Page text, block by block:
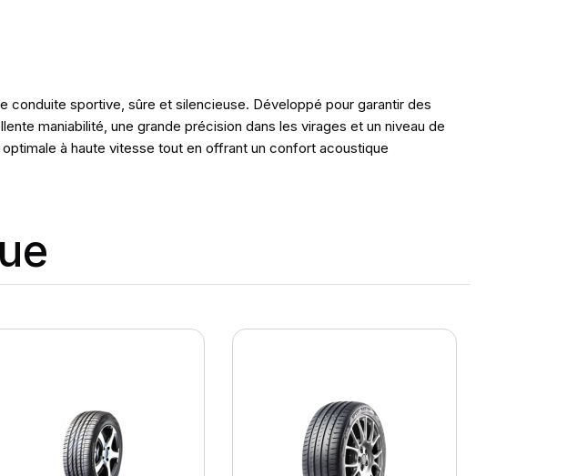
sportive, sûre et silencieuse. Développé pour garantir des
maniabilité, une grande précision dans les virages et un niveau de
à haute vitesse tout en offrant un confort acoustique